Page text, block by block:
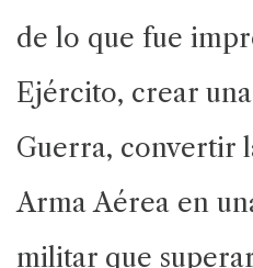
de lo que fue
Ejército, crear
Guerra, convertir
Arma Aérea en
militar que